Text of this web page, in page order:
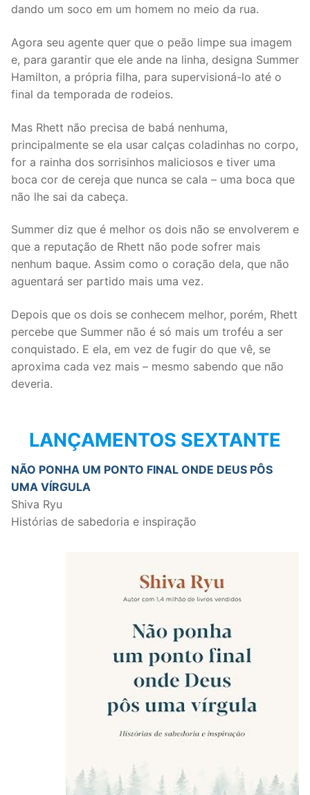
dando um soco em um homem no meio da rua.
Agora seu agente quer que o peão limpe sua imagem
e, para garantir que ele ande na linha, designa Summer
Hamilton, a própria filha, para supervisioná-lo até o
final da temporada de rodeios.
Mas Rhett não precisa de babá nenhuma,
principalmente se ela usar calças coladinhas no corpo,
for a rainha dos sorrisinhos maliciosos e tiver uma
boca cor de cereja que nunca se cala – uma boca que
não lhe sai da cabeça.
Summer diz que é melhor os dois não se envolverem e
que a reputação de Rhett não pode sofrer mais
nenhum baque. Assim como o coração dela, que não
aguentará ser partido mais uma vez.
Depois que os dois se conhecem melhor, porém, Rhett
percebe que Summer não é só mais um troféu a ser
conquistado. E ela, em vez de fugir do que vê, se
aproxima cada vez mais – mesmo sabendo que não
deveria.
LANÇAMENTOS SEXTANTE
NÃO PONHA UM PONTO FINAL ONDE DEUS PÔS
UMA VÍRGULA
Shiva Ryu
Histórias de sabedoria e inspiração